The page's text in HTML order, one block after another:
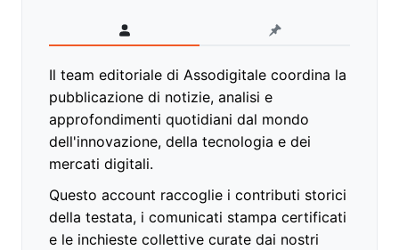
Il team editoriale di Assodigitale coordina la
pubblicazione di notizie, analisi e
approfondimenti quotidiani dal mondo
dell'innovazione, della tecnologia e dei
mercati digitali.
Questo account raccoglie i contributi storici
della testata, i comunicati stampa certificati
e le inchieste collettive curate dai nostri